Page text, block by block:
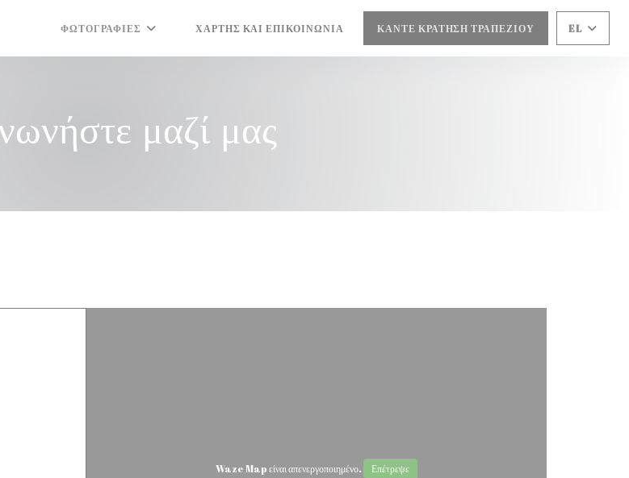
ΦΩΤΟΓΡΑΦΊΕΣ ΧΆΡΤΗΣ ΚΑΙ ΕΠΙΚΟΙΝΩΝΊΑ ΚΆΝΤΕ ΚΡΆΤΗΣΗ ΤΡΑΠΕΖΙΟΎ EL
μαζί μας
Waze Map είναι απενεργοποιημένο. Επέτρεψε